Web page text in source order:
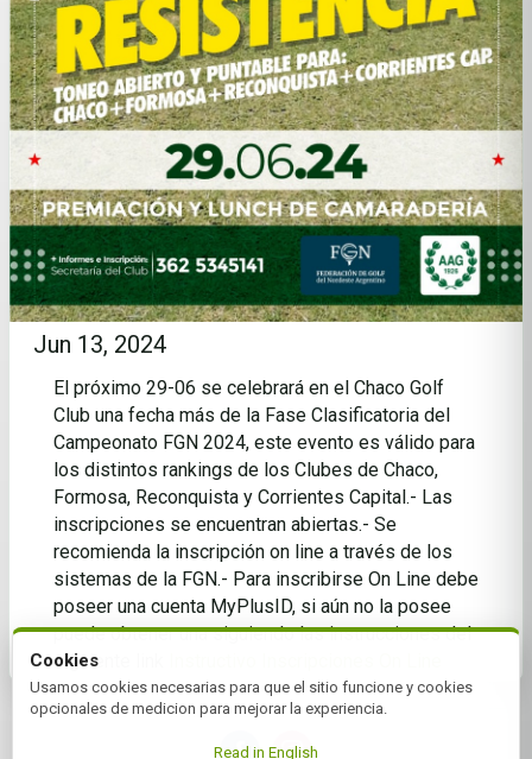
Jun 13, 2024
El próximo 29-06 se celebrará en el Chaco Golf
Club una fecha más de la Fase Clasificatoria del
Campeonato FGN 2024, este evento es válido para
los distintos rankings de los Clubes de Chaco,
Formosa, Reconquista y Corrientes Capital.- Las
inscripciones se encuentran abiertas.- Se
recomienda la inscripción on line a través de los
sistemas de la FGN.- Para inscribirse On Line debe
poseer una cuenta MyPlusID, si aún no la posee
puede obtener una siguiendo las instrucciones del
siguiente link
Cookies
Usamos cookies necesarias para que el sitio funcione y cookies
opcionales de medicion para mejorar la experiencia.
Read in English